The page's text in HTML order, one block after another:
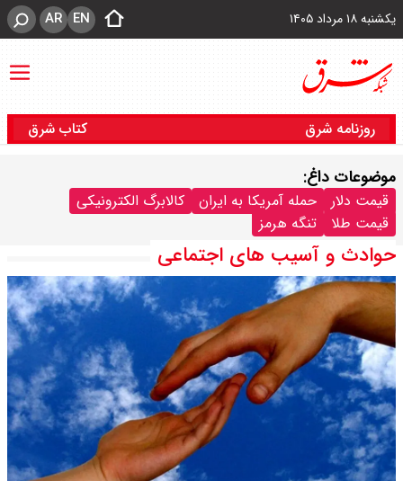
یکشنبه ۱۸ مرداد ۱۴۰۵ EN
AR
روزنامه شرق کتاب شرق
موضوعات داغ:
قیمت دلار حمله آمریکا به ایران
کالابرگ الکترونیکی
قیمت طلا
تنگه هرمز
حوادث و آسیب های اجتماعی